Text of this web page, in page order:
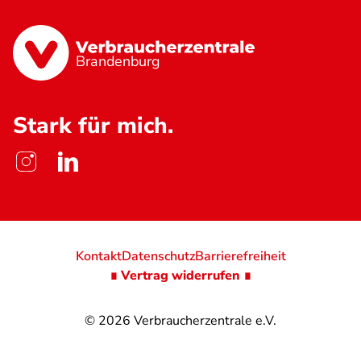
Brandenburg
Stark für mich.
© 2026 Verbraucherzentrale e.V.
KontaktDatenschutzBarrierefreiheit
∎ Vertrag widerrufen ∎